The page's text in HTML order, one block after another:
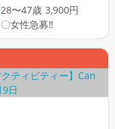
28〜47歳 3,900円
〇女性急募‼